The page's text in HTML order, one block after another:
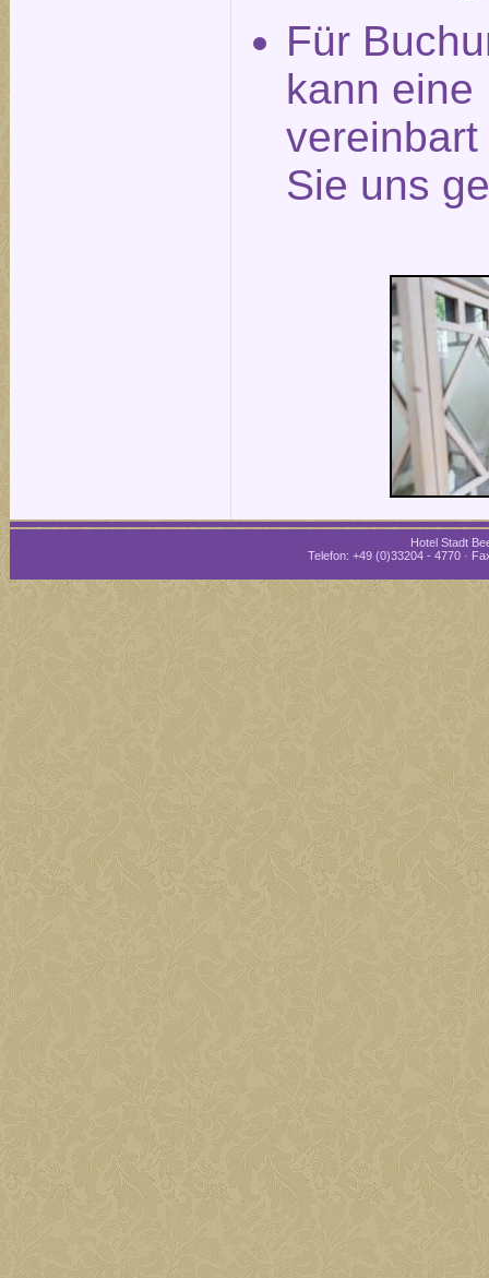
Für
kann eine
Sie uns
Hotel Stadt
Telefon: +49 (0)33204 - 4770 ·